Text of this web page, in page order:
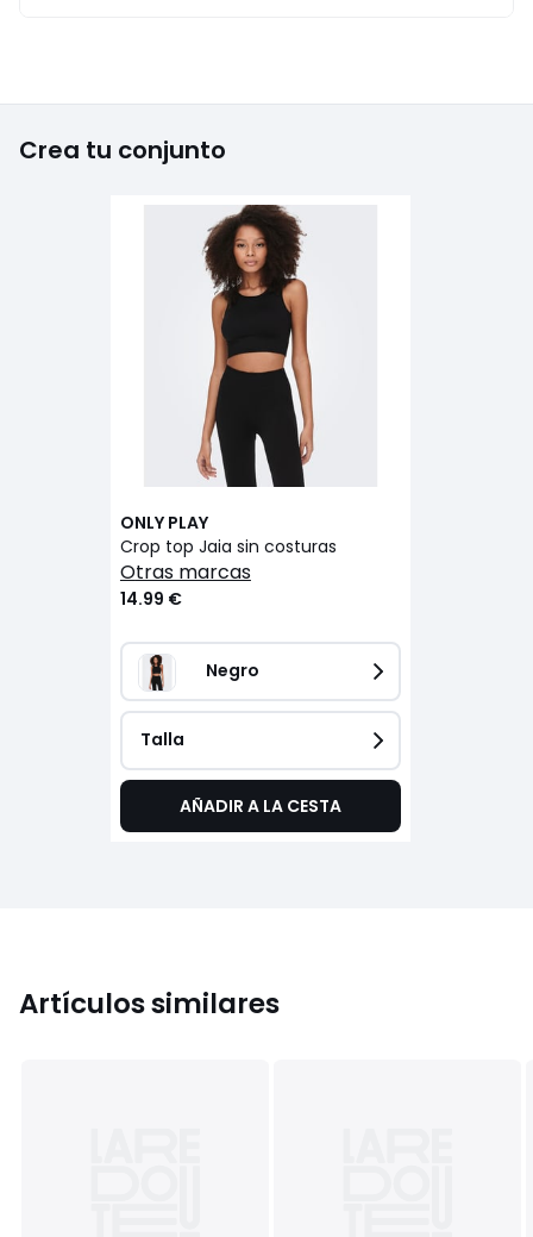
Crea tu conjunto
ONLY PLAY
Crop top Jaia sin costuras
otras marcas
14.99 €
Negro
Talla
AÑADIR A LA CESTA
Artículos similares